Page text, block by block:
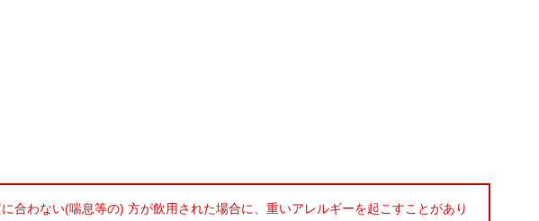
わない(喘息等の) 方が飲用された場合に、重いアレルギーを起こすことがあり